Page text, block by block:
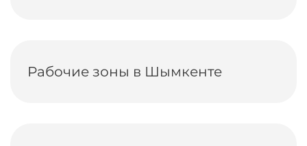
Рабочие зоны в Шымкенте